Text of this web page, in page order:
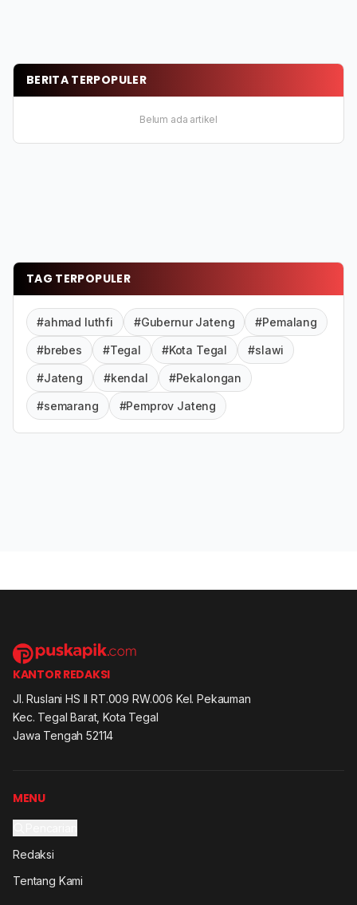
BERITA TERPOPULER
Belum ada artikel
TAG TERPOPULER
#ahmad luthfi #Gubernur Jateng #Pemalang
#brebes #Tegal #Kota Tegal #slawi
#Jateng #kendal #Pekalongan
#semarang #Pemprov Jateng
KANTOR REDAKSI
Jl. Ruslani HS II RT.009 RW.006 Kel. Pekauman
Kec. Tegal Barat, Kota Tegal
Jawa Tengah 52114
MENU
Redaksi
Tentang Kami